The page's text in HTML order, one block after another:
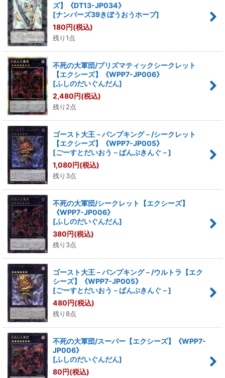
ズ】《DT13-JP034》
[ナンバーズ39きぼうおうホープ]
180円(税込)
残り1点
不死の大軍団/プリズマティックシークレット
【エクシーズ】《WPP7-JP006》
[ふしのだいぐんだん]
2,480円(税込)
残り2点
ゴースト大王－パンプキング－/シークレット
【エクシーズ】《WPP7-JP005》
[ごーすとだいおう－ぱんぷきんぐ－]
1,080円(税込)
残り3点
不死の大軍団/シークレット【エクシーズ】
《WPP7-JP006》
[ふしのだいぐんだん]
380円(税込)
残り3点
ゴースト大王－パンプキング－/ウルトラ【エク
シーズ】《WPP7-JP005》
[ごーすとだいおう－ぱんぷきんぐ－]
480円(税込)
残り8点
不死の大軍団/スーパー【エクシーズ】《WPP7-
JP006》
[ふしのだいぐんだん]
80円(税込)